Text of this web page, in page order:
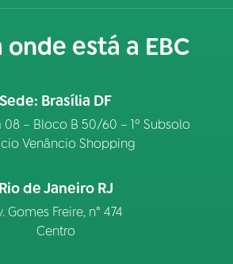
onde está a EBC
Sede: Brasília DF
08 – Bloco B 50/60 – 1º Subsolo
Venâncio Shopping
Rio de Janeiro RJ
Gomes Freire, n° 474
Centro